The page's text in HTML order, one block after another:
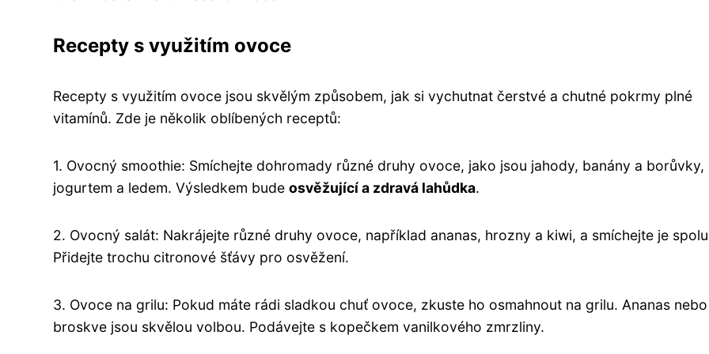
Recepty s využitím ovoce
Recepty s využitím ovoce jsou skvělým způsobem, jak si vychutnat čerstvé a chutné pokrmy plné
vitamínů. Zde je několik oblíbených receptů:
1. Ovocný smoothie: Smíchejte dohromady různé druhy ovoce, jako jsou jahody, banány a borůvky,
jogurtem a ledem. Výsledkem bude osvěžující a zdravá lahůdka.
2. Ovocný salát: Nakrájejte různé druhy ovoce, například ananas, hrozny a kiwi, a smíchejte je
Přidejte trochu citronové šťávy pro osvěžení.
3. Ovoce na grilu: Pokud máte rádi sladkou chuť ovoce, zkuste ho osmahnout na grilu. Ananas nebo
broskve jsou skvělou volbou. Podávejte s kopečkem vanilkového zmrzliny.